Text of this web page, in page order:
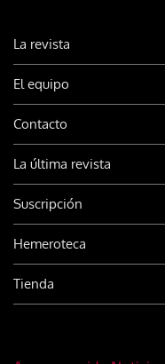
La revista
El equipo
Contacto
La última revista
Suscripción
Hemeroteca
Tienda